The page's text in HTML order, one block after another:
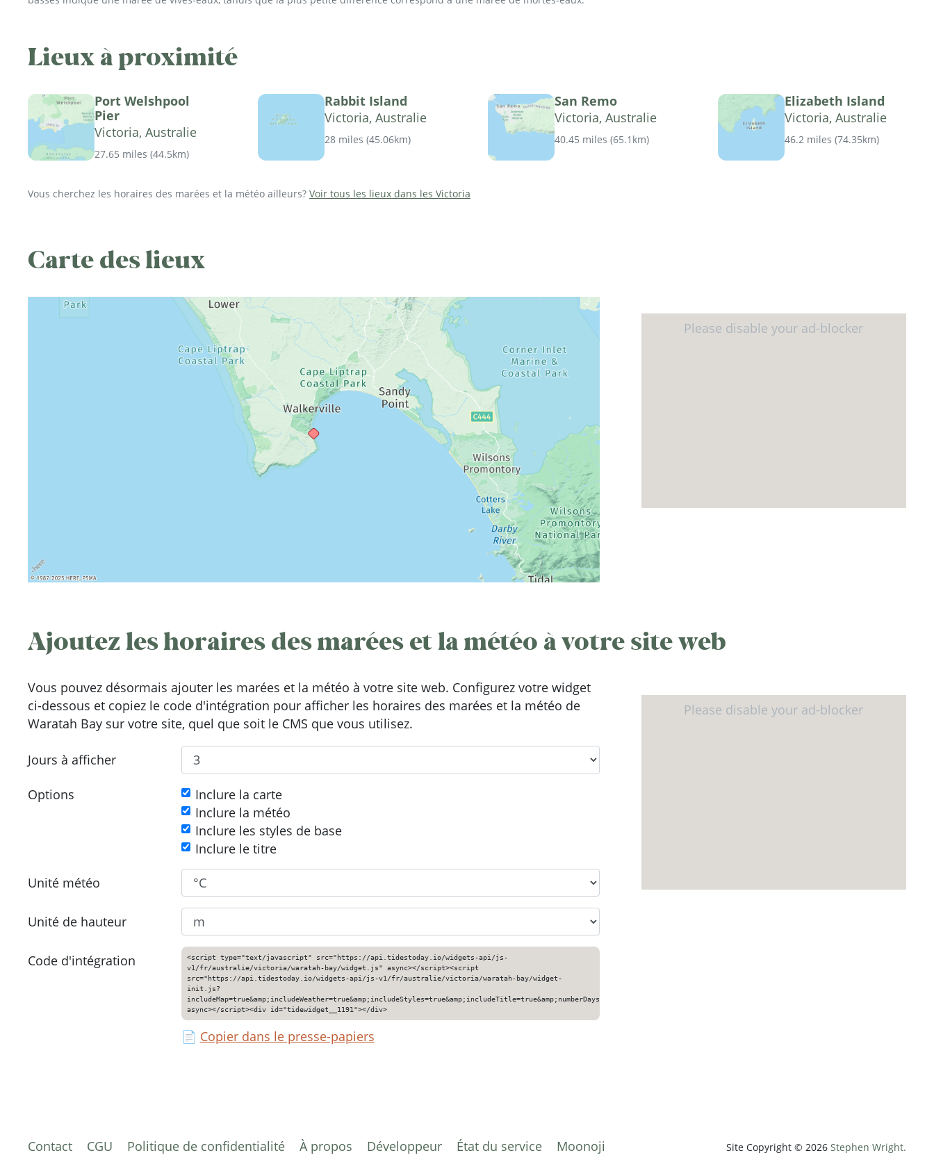
Lieux à proximité
Port Welshpool
Pier
Victoria, Australie
27.65 miles (44.5km)
Rabbit Island
Victoria, Australie
28 miles (45.06km)
San Remo
Victoria, Australie
40.45 miles (65.1km)
Elizabeth Island
Victoria, Australie
46.2 miles (74.35km)
Vous cherchez les horaires des marées et la météo ailleurs? Voir tous les lieux dans les Victoria
Carte des lieux
Ajoutez les horaires des marées et la météo à votre site web
Vous pouvez désormais ajouter les marées et la météo à votre site web. Configurez votre widget
ci-dessous et copiez le code d'intégration pour afficher les horaires des marées et la météo de
Waratah Bay sur votre site, quel que soit le CMS que vous utilisez.
Jours à afficher
Options
Inclure la carte
Inclure la météo
Inclure les styles de base
Inclure le titre
Unité météo
Unité de hauteur
Code d'intégration
<script type="text/javascript" src="https://api.tidestoday.io/widgets-api/js-
v1/fr/australie/victoria/waratah-bay/widget.js" async></script><script
src="https://api.tidestoday.io/widgets-api/js-v1/fr/australie/victoria/waratah-bay/widget-
init.js?
includeMap=true&amp;includeWeather=true&amp;includeStyles=true&amp;includeTitle=true&amp;numberDays=3&amp;weatherUnit=c&amp;heightUnit=m"
async></script><div id="tidewidget__1191"></div>
📄 Copier dans le presse-papiers
Contact CGU Politique de confidentialité À propos Développeur État du service Moonoji Site Copyright © 2026 Stephen Wright.